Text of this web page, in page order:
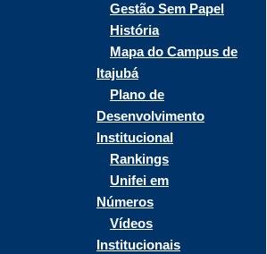
Gestão Sem Papel
História
Mapa do Campus de
Itajubá
Plano de
Desenvolvimento
Institucional
Rankings
Unifei em
Números
Vídeos
Institucionais